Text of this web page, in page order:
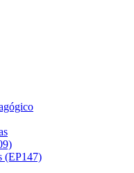
(EP147)